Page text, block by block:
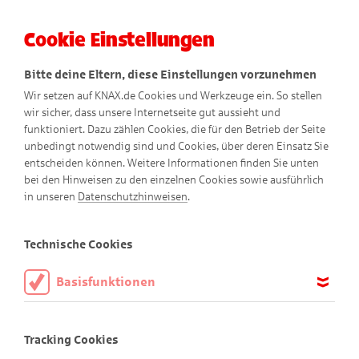
Abenteuer-Comics
Cookie Einstellungen
Bitte deine Eltern, diese Einstellungen vorzunehmen
Wir setzen auf KNAX.de Cookies und Werkzeuge ein. So stellen
wir sicher, dass unsere Internetseite gut aussieht und
funktioniert. Dazu zählen Cookies, die für den Betrieb der Seite
unbedingt notwendig sind und Cookies, über deren Einsatz Sie
entscheiden können. Weitere Informationen finden Sie unten
bei den Hinweisen zu den einzelnen Cookies sowie ausführlich
in unseren Datenschutzhinweisen.
Technische Cookies
Basisfunktionen
aktiviert sein.
Tracking Cookies